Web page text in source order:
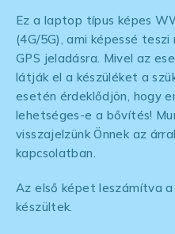
Ez a laptop típus képes
(4G/5G), ami képessé
GPS jeladásra. Mivel az
látják el a készüléket a
esetén érdeklődjön, hogy
lehetséges-e a bővítés!
visszajelzünk Önnek az
kapcsolatban.
Az első képet leszámítva
készültek.